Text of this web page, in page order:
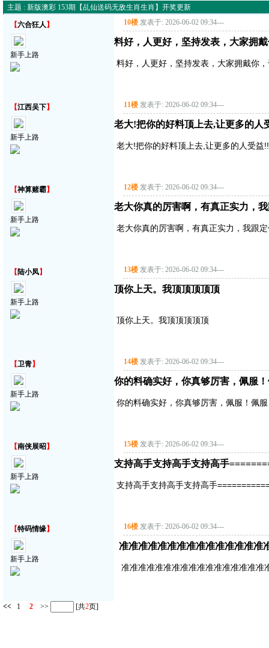
主题 : 新版澳彩 153期【乩仙送码无敌生肖生肖】开奖更新
【六合狂人 】
新手上路
10楼 发表于: 2026-06-02 09:34---
料好，人更好，坚持发表，大家拥
料好，人更好，坚持发表，大家拥戴你
【江西吴下】
新手上路
11楼 发表于: 2026-06-02 09:34---
老大!把你的好料顶上去,让更多的人
老大!把你的好料顶上去,让更多的人受益
【神算赌霸】
新手上路
12楼 发表于: 2026-06-02 09:34---
老大你真的厉害啊，有真正实力，
老大你真的厉害啊，有真正实力，我跟
【 陆小凤】
新手上路
13楼 发表于: 2026-06-02 09:34---
顶你上天。我顶顶顶顶顶
顶你上天。我顶顶顶顶顶
【卫青】
新手上路
14楼 发表于: 2026-06-02 09:34---
你的料确实好，你真够厉害，佩服
你的料确实好，你真够厉害，佩服！佩
【南侠展昭】
新手上路
15楼 发表于: 2026-06-02 09:34---
支持高手支持高手支持高手
支持高手支持高手支持高手
【特码情缘】
新手上路
16楼 发表于: 2026-06-02 09:34---
准准准准准准准准准准准准准准准
准准准准准准准准准准准准准准准准准
<< 1 2 >> [共2页]